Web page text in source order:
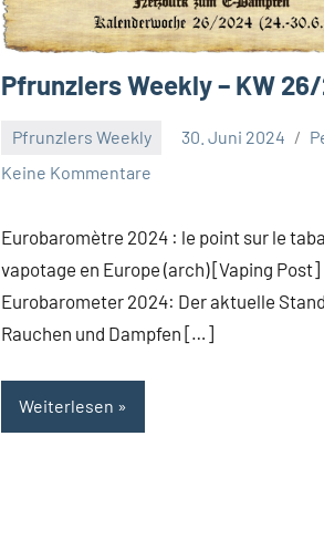
Pfrunzlers Weekly – KW
Pfrunzlers Weekly 30. Juni 2024
Keine Kommentare
Eurobaromètre 2024 : le point sur le
vapotage en Europe (arch) [Vaping Post]
Eurobarometer 2024: Der aktuelle
Rauchen und Dampfen […]
Weiterlesen